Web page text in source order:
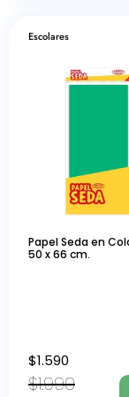
Escolares
Papel Seda en
50 x 66 cm.
$1.990
$1.590